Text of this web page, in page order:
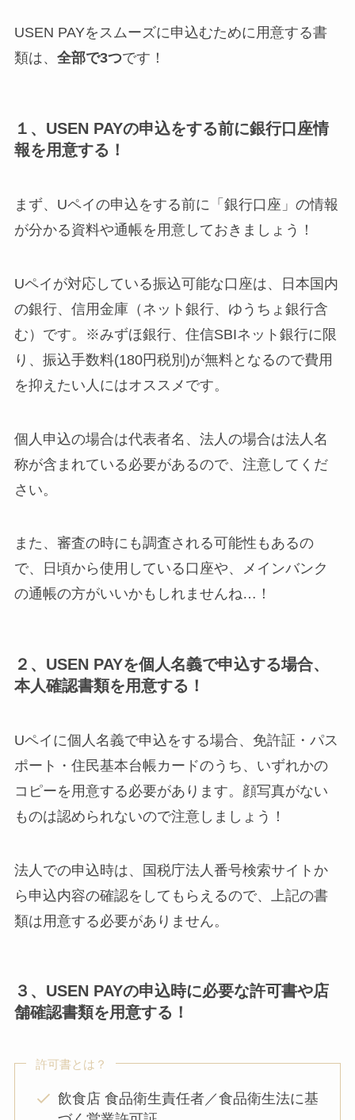
USEN PAYをスムーズに申込むために用意する書
類は、 全部で3つです！
１、USEN PAYの申込をする前に銀行口座情
報を用意する！
まず、Uペイの申込をする前に「銀行口座」の情報
が分かる資料や通帳を用意しておきましょう！
Uペイが対応している振込可能な口座は、日本国内
の銀行、信用金庫（ネット銀行、ゆうちょ銀行含
む）です。※みずほ銀行、住信SBIネット銀行に限
り、振込手数料(180円税別)が無料となるので費用
を抑えたい人にはオススメです。
個人申込の場合は代表者名、法人の場合は法人名
称が含まれている必要があるので、注意してくだ
さい。
また、審査の時にも調査される可能性もあるの
で、日頃から使用している口座や、メインバンク
の通帳の方がいいかもしれませんね…！
２、USEN PAYを個人名義で申込する場合、
本人確認書類を用意する！
Uペイに個人名義で申込をする場合、免許証・パス
ポート・住民基本台帳カードのうち、いずれかの
コピーを用意する必要があります。顔写真がない
ものは認められないので注意しましょう！
法人での申込時は、国税庁法人番号検索サイトか
ら申込内容の確認をしてもらえるので、上記の書
類は用意する必要がありません。
３、USEN PAYの申込時に必要な許可書や店
舗確認書類を用意する！
許可書とは？
飲食店 食品衛生責任者／食品衛生法に基